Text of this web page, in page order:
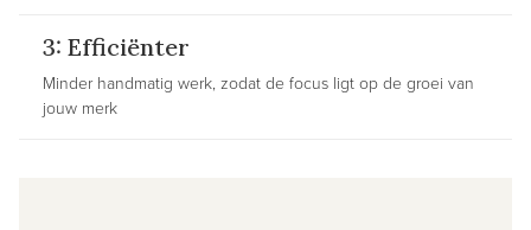
3: Efficiënter
Minder handmatig werk, zodat de focus ligt op de groei van
jouw merk